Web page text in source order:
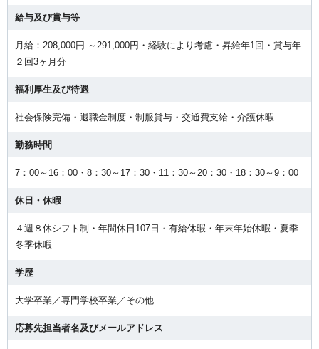
給与及び賞与等
月給：208,000円 ～291,000円・経験により考慮・昇給年1回・賞与年
２回3ヶ月分
福利厚生及び待遇
社会保険完備・退職金制度・制服貸与・交通費支給・介護休暇
勤務時間
7：00～16：00・8：30～17：30・11：30～20：30・18：30～9：00
休日・休暇
４週８休シフト制・年間休日107日・有給休暇・年末年始休暇・夏季
冬季休暇
学歴
大学卒業／専門学校卒業／その他
応募先担当者名及びメールアドレス